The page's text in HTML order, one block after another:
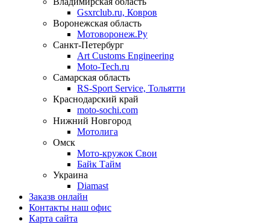
Gsxrclub.ru, Ковров
Воронежская область
Мотоворонеж.Ру
Санкт-Петербург
Art Customs Engineering
Moto-Tech.ru
Самарская область
RS-Sport Service, Тольятти
Краснодарский край
moto-sochi.com
Нижний Новгород
Мотолига
Омск
Мото-кружок Свои
Байк Тайм
Украина
Diamast
Заказв онлайн
Контакты наш офис
Карта сайта